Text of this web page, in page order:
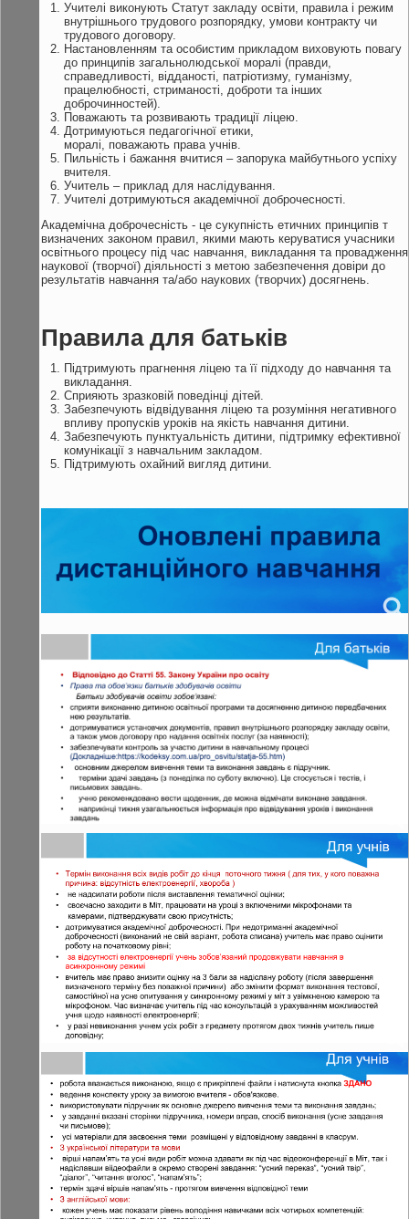
Учителі виконують Статут закладу освіти, правила і режим
внутрішнього трудового розпорядку, умови контракту чи
трудового договору.
Настановленням та особистим прикладом виховують повагу
до принципів загальнолюдської моралі (правди,
справедливості, відданості, патріотизму, гуманізму,
працелюбності, стриманості, доброти та інших
доброчинностей).
Поважають та розвивають традиції ліцею.
Дотримуються педагогічної етики,
моралі, поважають права учнів.
Пильність і бажання вчитися – запорука майбутнього успіху
вчителя.
Учитель – приклад для наслідування.
Учителі дотримуються академічної доброчесності.
Академічна доброчесність - це сукупність етичних принципів т
визначених законом правил, якими мають керуватися учасники
освітнього процесу під час навчання, викладання та провадження
наукової (творчої) діяльності з метою забезпечення довіри до
результатів навчання та/або наукових (творчих) досягнень.
Правила для батьків
Підтримують прагнення ліцею та її підходу до навчання та
викладання.
Сприяють зразковій поведінці дітей.
Забезпечують відвідування ліцею та розуміння негативного
впливу пропусків уроків на якість навчання дитини.
Забезпечують пунктуальність дитини, підтримку ефективної
комунікації з навчальним закладом.
Підтримують охайний вигляд дитини.